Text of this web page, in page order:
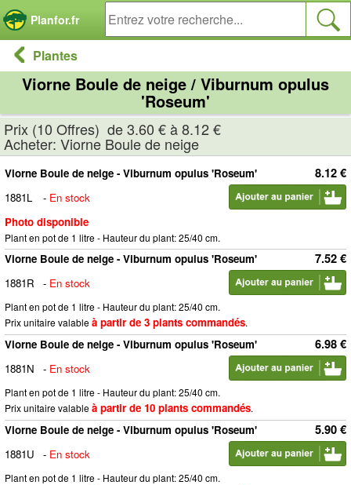
Planfor.fr
Plantes
Viorne Boule de neige / Viburnum opulus
'Roseum'
Prix (10 Offres) de 3.60 € à 8.12 €
Acheter: Viorne Boule de neige
8.12 €
Viorne Boule de neige - Viburnum opulus 'Roseum'
1881L
- En stock
Photo disponible
Plant en pot de 1 litre - Hauteur du plant: 25/40 cm.
7.52 €
Viorne Boule de neige - Viburnum opulus 'Roseum'
1881R
- En stock
Plant en pot de 1 litre - Hauteur du plant: 25/40 cm.
Prix unitaire valableà partir de 3 plants commandés.
6.98 €
Viorne Boule de neige - Viburnum opulus 'Roseum'
1881N
- En stock
Plant en pot de 1 litre - Hauteur du plant: 25/40 cm.
Prix unitaire valableà partir de 10 plants commandés.
5.90 €
Viorne Boule de neige - Viburnum opulus 'Roseum'
1881U
- En stock
Plant en pot de 1 litre - Hauteur du plant: 25/40 cm.
Panneau de gestion des cookies